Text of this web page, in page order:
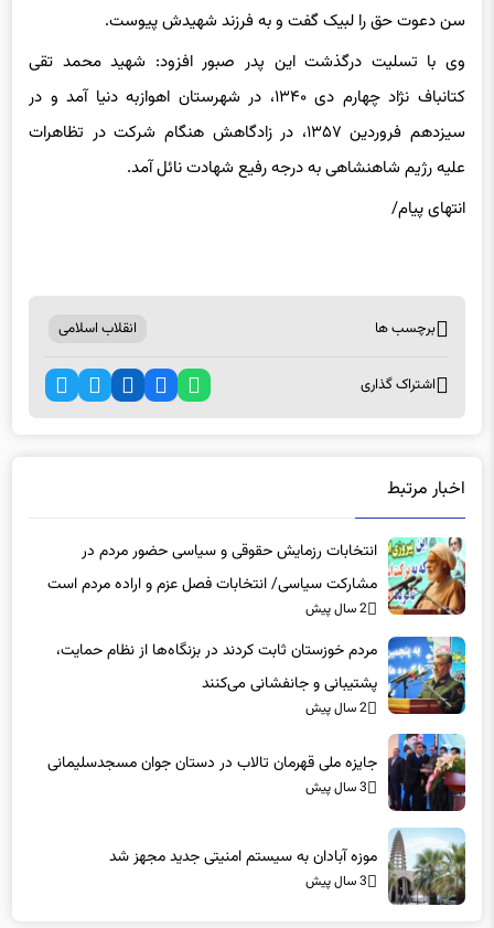
سن دعوت حق را لبیک گفت و به فرزند شهیدش پیوست.
وی با تسلیت درگذشت این پدر صبور افزود: شهید محمد تقی
کتانباف نژاد چهارم دی ۱۳۴۰، در شهرستان اهوازبه دنیا آمد و در
سیزدهم فروردین ۱۳۵۷، در زادگاهش هنگام شرکت در تظاهرات
علیه رژیم شاهنشاهی به درجه رفیع شهادت نائل آمد.
انتهای پیام/
برچسب ها انقلاب اسلامی
اشتراک گذاری
اخبار مرتبط
انتخابات رزمایش حقوقی و سیاسی حضور مردم در
مشارکت سیاسی/ انتخابات فصل عزم و اراده مردم است
2 سال پیش
مردم خوزستان ثابت کردند در بزنگاه‌ها از نظام حمایت،
پشتیبانی و جانفشانی می‌کنند
2 سال پیش
جایزه ملی قهرمان تالاب در دستان جوان مسجدسلیمانی
3 سال پیش
موزه آبادان به سیستم امنیتی جدید مجهز شد
3 سال پیش